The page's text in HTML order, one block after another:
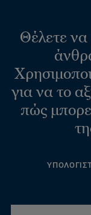
Θέλετε
για να το
πώς